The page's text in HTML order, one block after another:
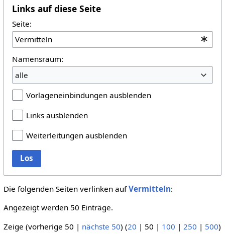
Links auf diese Seite
Seite:
Namensraum:
alle
Vorlageneinbindungen ausblenden
Links ausblenden
Weiterleitungen ausblenden
Los
Die folgenden Seiten verlinken aufVermitteln:
Angezeigt werden 50 Einträge.
Zeige (vorherige 50 | nächste 50) (20 | 50 | 100 | 250 | 500)